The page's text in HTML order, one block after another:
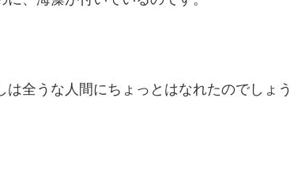
全うな人間にちょっとはなれたのでしょう